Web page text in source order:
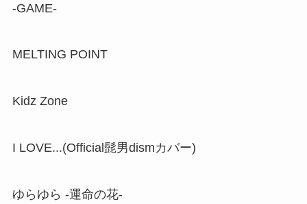
-GAME-
MELTING POINT
Kidz Zone
I LOVE...(Official髭男dismカバー)
ゆらゆら -運命の花-